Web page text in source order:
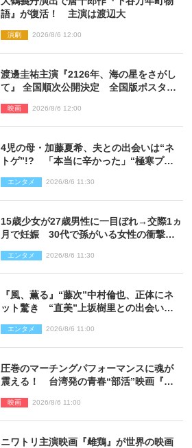
語』が復活！ 主演は渡辺大
演劇 2026/8/6 12:00
渡邊圭祐主演『2126年、海の星をさがし
て』 全国順次公開決定 全国版ポスター
映画 2026/8/6 12:00
4児の母・加藤夏希、夫との出会いは“ネ
トゲ”!? 「本当に辛かった」“極寒プロ
エンタメ 2026/8/6 11:30
15歳少女が27歳男性に一目ぼれ→交際1ヵ
月で妊娠 30代で孫がいる女性の衝撃半
エンタメ 2026/8/6 11:30
『風、薫る』“藤次”中村倫也、正体にネ
ット驚き “直美”上坂樹里との出会いに
しなよ！」
エンタメ 2026/8/6 11:00
圧巻のマーチングパフォーマンスに魂が
震える！ 台湾発の青春“部活”映画『進
映画 2026/8/6 11:00
ニワトリ主演映画『雌鶏』が世界の映画